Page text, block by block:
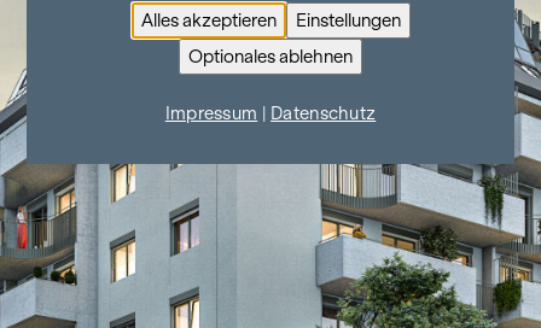
Alles akzeptieren
Einstellungen
Optionales ablehnen
Impressum Datenschutz